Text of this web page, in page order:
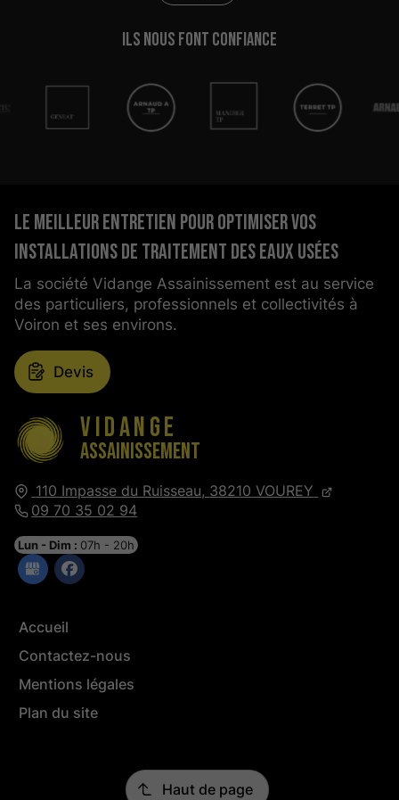
Ils nous font confiance
Vidange
Assainissement
110 Impasse du Ruisseau, 38210 VOUREY
09 70 35 02 94
Lun - Dim : 07h - 20h
Accueil
Contactez-nous
Mentions légales
Plan du site
Le meilleur entretien pour optimiser vos
installations de traitement des eaux usées
La société Vidange Assainissement est au service
des particuliers, professionnels et collectivités à
Voiron et ses environs.
Devis
Haut de page